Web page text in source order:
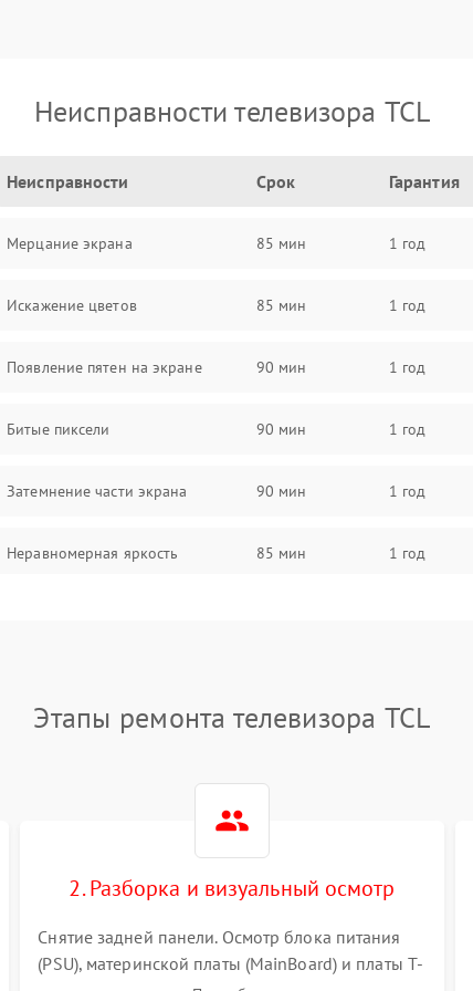
Неисправности телевизора TCL
Неисправности Срок Гарантия
Мерцание экрана 85 мин 1 год
Искажение цветов 85 мин 1 год
Появление пятен на экране 90 мин 1 год
Битые пиксели 90 мин 1 год
Затемнение части экрана 90 мин 1 год
Неравномерная яркость 85 мин 1 год
Этапы ремонта телевизора TCL
2. Разборка и визуальный осмотр
Снятие задней панели. Осмотр блока питания
(PSU), материнской платы (MainBoard) и платы T-